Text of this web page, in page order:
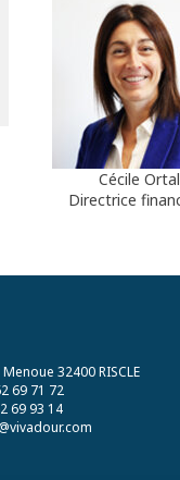
Cécile Ortal
Directrice
32400 RISCLE
69 71 72
69 93 14